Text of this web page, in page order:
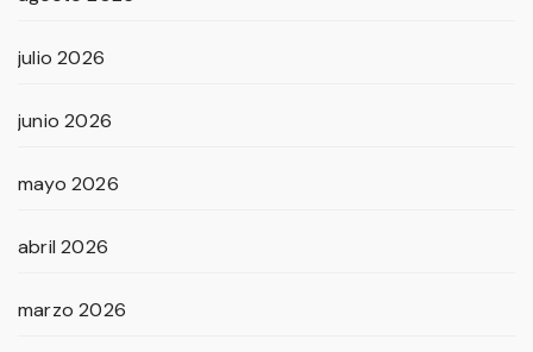
julio 2026
junio 2026
mayo 2026
abril 2026
marzo 2026